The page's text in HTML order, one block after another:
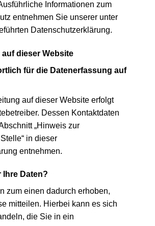
Informationen zum
entnehmen Sie unserer unter
Datenschutzerklärung.
dieser Website
für die Datenerfassung auf
auf dieser Website erfolgt
Dessen Kontaktdaten
„Hinweis zur
in dieser
entnehmen.
Ihre Daten?
zum einen dadurch erhoben,
mitteilen. Hierbei kann es sich
die Sie in ein